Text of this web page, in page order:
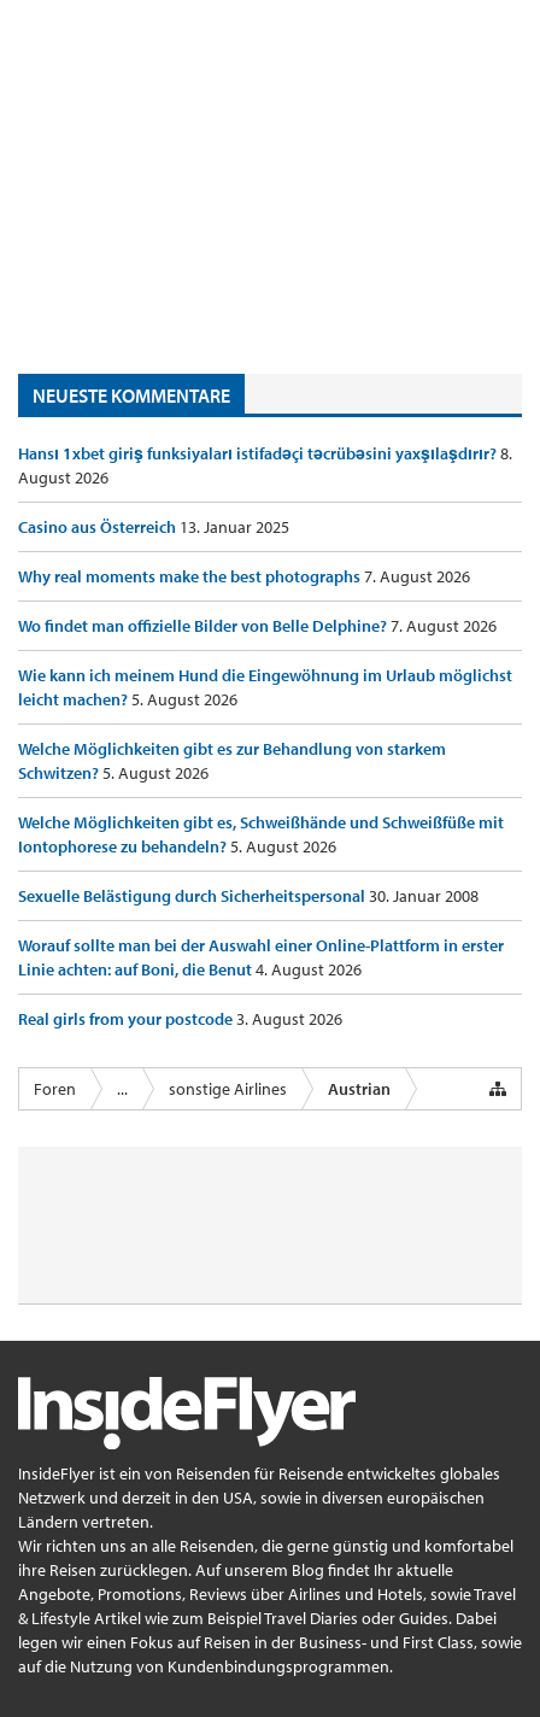
NEUESTE KOMMENTARE
Hansı 1xbet giriş funksiyaları istifadəçi təcrübəsini yaxşılaşdırır?8.
August 2026
Casino aus Österreich 13. Januar 2025
Why real moments make the best photographs7. August 2026
Wo findet man offizielle Bilder von Belle Delphine?7. August 2026
Wie kann ich meinem Hund die Eingewöhnung im Urlaub möglichst
leicht machen?5. August 2026
Welche Möglichkeiten gibt es zur Behandlung von starkem
Schwitzen?5. August 2026
Welche Möglichkeiten gibt es, Schweißhände und Schweißfüße mit
Iontophorese zu behandeln?5. August 2026
Sexuelle Belästigung durch Sicherheitspersonal 30. Januar 2008
Worauf sollte man bei der Auswahl einer Online-Plattform in erster
Linie achten: auf Boni, die Benut4. August 2026
Real girls from your postcode3. August 2026
Foren ... sonstige Airlines Austrian
InsideFlyer ist ein von Reisenden für Reisende entwickeltes globales
Netzwerk und derzeit in den USA, sowie in diversen europäischen
Ländern vertreten.
Wir richten uns an alle Reisenden, die gerne günstig und komfortabel
ihre Reisen zurücklegen. Auf unserem Blog findet Ihr aktuelle
Angebote, Promotions, Reviews über Airlines und Hotels, sowie Travel
& Lifestyle Artikel wie zum Beispiel Travel Diaries oder Guides. Dabei
legen wir einen Fokus auf Reisen in der Business- und First Class, sowie
auf die Nutzung von Kundenbindungsprogrammen.